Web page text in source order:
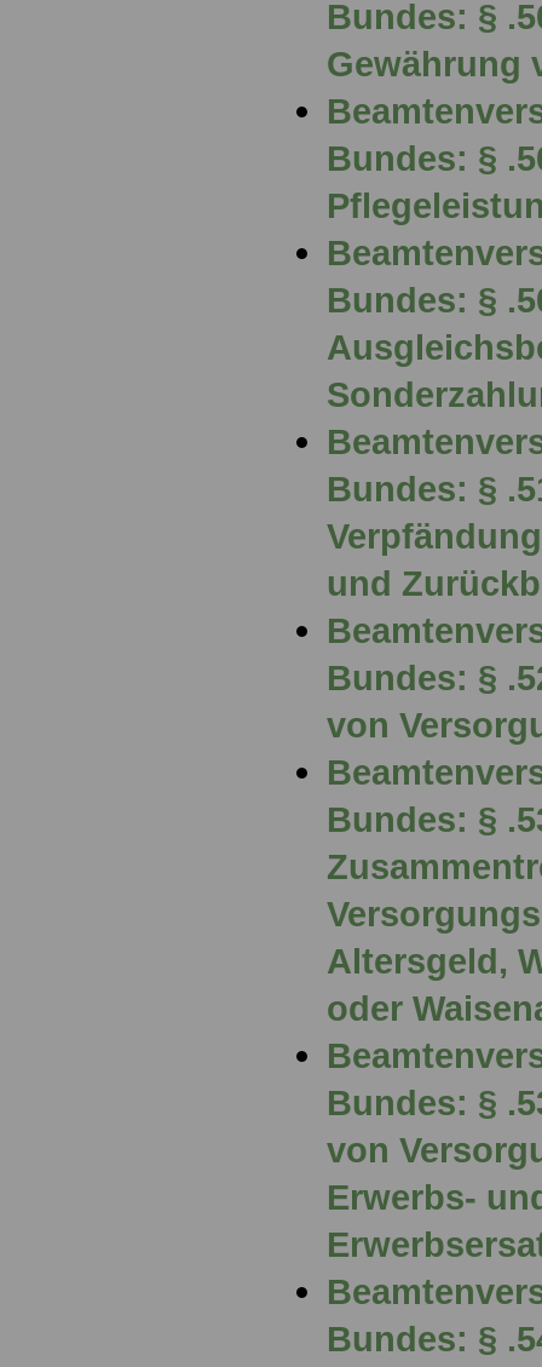
Bundes: §
Gewährung
Bundes: §
Bundes: §
Bundes: §
und
Bundes: §
von
Bundes: §
Altersgeld,
oder
Bundes: §
von
Erwerbs-
Bundes: §